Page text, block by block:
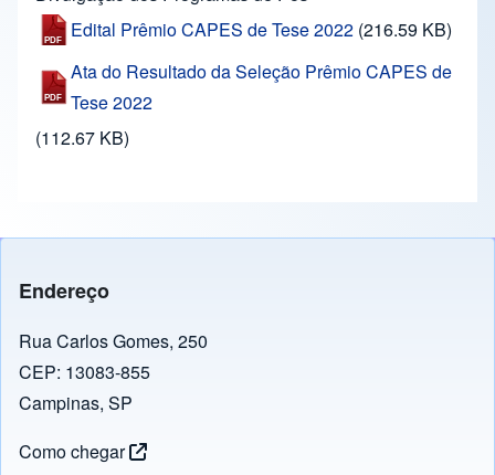
Edital Prêmio CAPES de Tese 2022 (216.59 KB)
Ata do Resultado da Seleção Prêmio CAPES de
Tese 2022
(112.67 KB)
Endereço
Rua Carlos Gomes, 250
CEP: 13083-855
Campinas, SP
Como chegar